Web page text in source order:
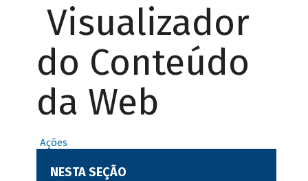
Visualizador
do Conteúdo
da Web
Ações
NESTA SEÇÃO